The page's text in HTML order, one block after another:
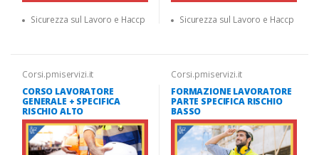
Sicurezza sul Lavoro e Haccp Sicurezza sul Lavoro e Haccp
Corsi.pmiservizi.it
CORSO LAVORATORE
GENERALE + SPECIFICA
RISCHIO ALTO
Corsi.pmiservizi.it
FORMAZIONE LAVORATORE
PARTE SPECIFICA RISCHIO
BASSO